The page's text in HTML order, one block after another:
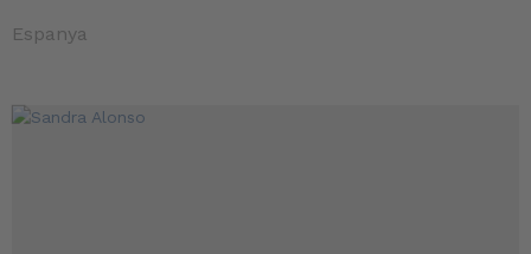
Espanya